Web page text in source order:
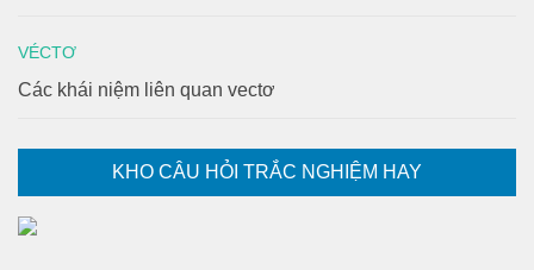
VÉCTƠ
Các khái niệm liên quan vectơ
KHO CÂU HỎI TRẮC NGHIỆM HAY